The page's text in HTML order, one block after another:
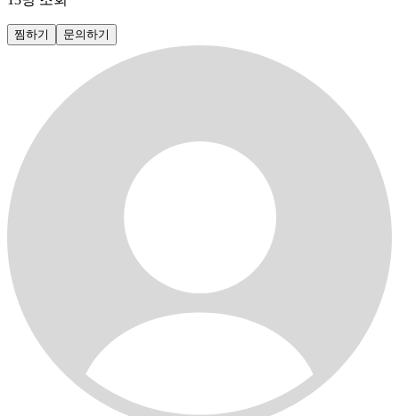
찜하기 문의하기